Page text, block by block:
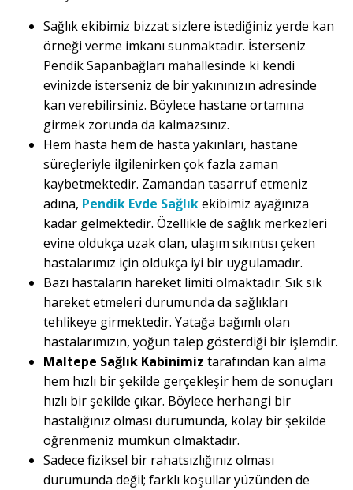
Sağlık ekibimiz bizzat sizlere istediğiniz yerde kan
örneği verme imkanı sunmaktadır. İsterseniz
Pendik Sapanbağları mahallesinde ki kendi
evinizde isterseniz de bir yakınınızın adresinde
kan verebilirsiniz. Böylece hastane ortamına
girmek zorunda da kalmazsınız.
Hem hasta hem de hasta yakınları, hastane
süreçleriyle ilgilenirken çok fazla zaman
kaybetmektedir. Zamandan tasarruf etmeniz
adına, Pendik Evde Sağlıkekibimiz ayağınıza
kadar gelmektedir. Özellikle de sağlık merkezleri
evine oldukça uzak olan, ulaşım sıkıntısı çeken
hastalarımız için oldukça iyi bir uygulamadır.
Bazı hastaların hareket limiti olmaktadır. Sık sık
hareket etmeleri durumunda da sağlıkları
tehlikeye girmektedir. Yatağa bağımlı olan
hastalarımızın, yoğun talep gösterdiği bir işlemdir.
Maltepe Sağlık Kabinimiz tarafından kan alma
hem hızlı bir şekilde gerçekleşir hem de sonuçları
hızlı bir şekilde çıkar. Böylece herhangi bir
hastalığınız olması durumunda, kolay bir şekilde
öğrenmeniz mümkün olmaktadır.
Sadece fiziksel bir rahatsızlığınız olması
durumunda değil; farklı koşullar yüzünden de